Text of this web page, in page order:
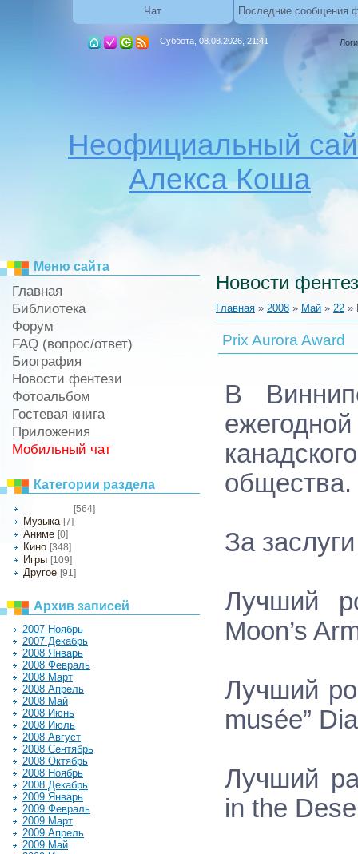
Чат Последние сообщения
Суббота, 08.08.2026, 21:41
Неофициальный
Алекса Коша
Меню сайта
Главная
Библиотека
Форум
FAQ (вопрос/ответ)
Биография
Новости фентези
Фотоальбом
Гостевая книга
Приложения
Мобильный чат
Категории раздела
[564]
Музыка [7]
Аниме [0]
Кино [348]
Игры [109]
Другое [91]
Архив записей
2007 Ноябрь
2007 Декабрь
2008 Январь
2008 Февраль
2008 Март
2008 Апрель
2008 Май
2008 Июнь
2008 Июль
2008 Август
2008 Сентябрь
2008 Октябрь
2008 Ноябрь
2008 Декабрь
2009 Январь
2009 Февраль
2009 Март
2009 Апрель
2009 Май
Новости
Главная » 2008 » Май » 22 »
Prix Aurora Award
В
общества.
За
Лучший
Moon’s
Лучший
musée”
Лучший
in the